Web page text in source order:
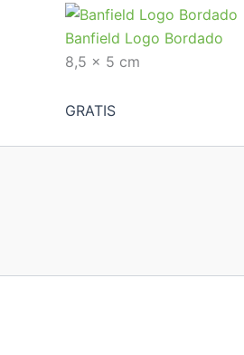
Banfield Logo Bordado
8,5 x 5 cm
GRATIS